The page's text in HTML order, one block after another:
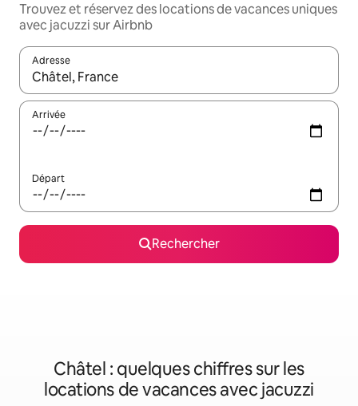
Trouvez et réservez des locations de vacances uniques
avec jacuzzi sur Airbnb
Adresse
Lorsque les résultats s'affichent, utilisez les flèches vers le
Arrivée
Départ
Rechercher
Châtel : quelques chiffres sur les
locations de vacances avec jacuzzi